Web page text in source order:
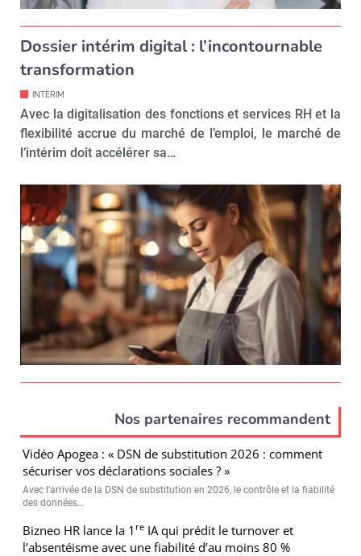
Dossier intérim digital : l’incontournable
transformation
INTÉRIM
Avec la digitalisation des fonctions et services RH et la
flexibilité accrue du marché de l’emploi, le marché de
l’intérim doit accélérer sa…
Nos partenaires recommandent
Vidéo Apogea : « DSN de substitution 2026 : comment
sécuriser vos déclarations sociales ? »
Avec l’arrivée de la DSN de substitution en 2026, le contrôle et la fiabilité
des données...
Bizneo HR lance la 1 re IA qui prédit le turnover et
l’absentéisme avec une fiabilité d’au moins 80 %